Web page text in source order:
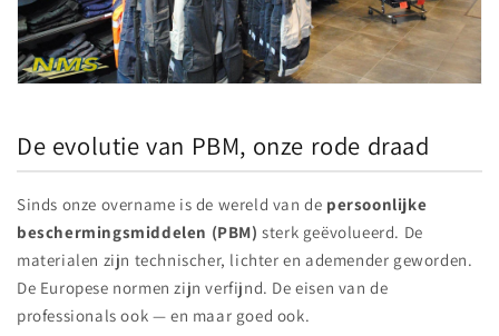
De evolutie van PBM, onze rode draad
Sinds onze overname is de wereld van de persoonlijke
beschermingsmiddelen (PBM) sterk geëvolueerd. De
materialen zijn technischer, lichter en ademender geworden.
De Europese normen zijn verfijnd. De eisen van de
professionals ook — en maar goed ook.